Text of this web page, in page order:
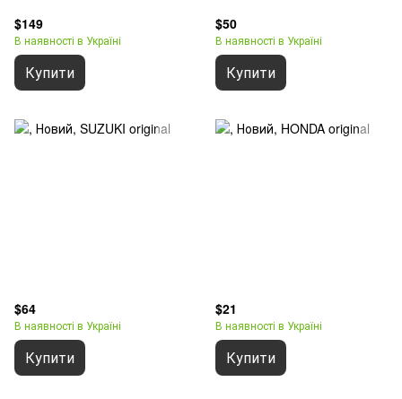
$149
В наявності в Україні
Купити
$50
В наявності в Україні
Купити
$64
В наявності в Україні
Купити
$21
В наявності в Україні
Купити